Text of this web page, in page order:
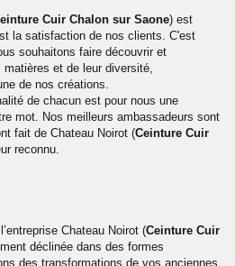
Cuir Chalon sur Saone) est
la satisfaction de nos clients. C'est
souhaitons faire découvrir et
et de leur diversité,
de nos créations.
de chacun est pour nous une
mot. Nos meilleurs ambassadeurs sont
fait de Chateau Noirot (Ceinture Cuir
reconnu.
Chateau Noirot (Ceinture Cuir
déclinée dans des formes
des transformations de vos anciennes